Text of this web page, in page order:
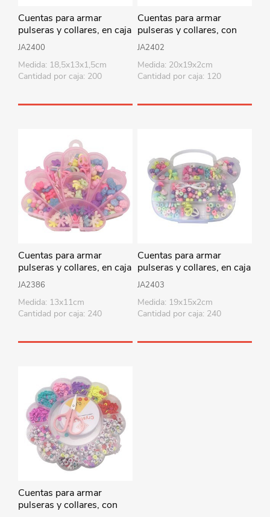
Cuentas para armar
pulseras y collares, en caja
de plástico
JA2400
Medida: 18,5x13x1,5cm
Cantidad por caja: 200
Cuentas para armar
pulseras y collares, con
accesorios en caja de
plástico
JA2402
Medida: 20x19x2cm
Cantidad por caja: 120
Cuentas para armar
pulseras y collares, en caja
de plástico
JA2386
Medida: 13x11cm
Cantidad por caja: 240
Cuentas para armar
pulseras y collares, en caja
de plástico
JA2403
Medida: 19x15x2cm
Cantidad por caja: 240
Cuentas para armar
pulseras y collares, con